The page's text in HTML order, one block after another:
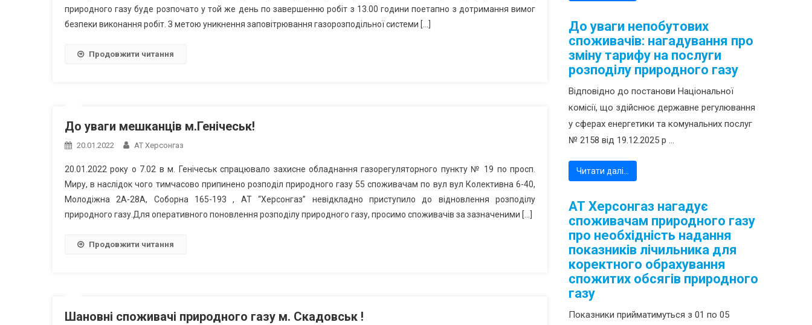
природного газу буде розпочато у той же день по завершенню робіт з 13.00 години поетапно з дотримання вимог
безпеки виконання робіт. З метою уникнення заповітрювання газорозподільної системи […]
Продовжити читання
До уваги мешканців м.Генічеськ!
20.01.2022 АТ Херсонгаз
20.01.2022 року о 7.02 в м. Генічеськ спрацювало захисне обладнання газорегуляторного пункту № 19 по просп.
Миру, в наслідок чого тимчасово припинено розподіл природного газу 55 споживачам по вул вул Колективна 6-40,
Молодіжна 2А-28А, Соборна 165-193 , АТ “Херсонгаз” невідкладно приступило до відновлення розподілу
природного газу.Для оперативного поновлення розподілу природного газу, просимо споживачів за зазначеними […]
Продовжити читання
Шановні споживачі природного газу м. Скадовськ !
До уваги непобутових
споживачів: нагадування про
зміну тарифу на послуги
розподілу природного газу
Відповідно до постанови Національної
комісії, що здійснює державне регулювання
у сферах енергетики та комунальних послуг
№ 2158 від 19.12.2025 р ...
Читати далі…
АТ Херсонгаз нагадує
споживачам природного газу
про необхідність надання
показників лічильника для
коректного обрахування
спожитих обсягів природного
газу
Показники прийматимуться з 01 по 05